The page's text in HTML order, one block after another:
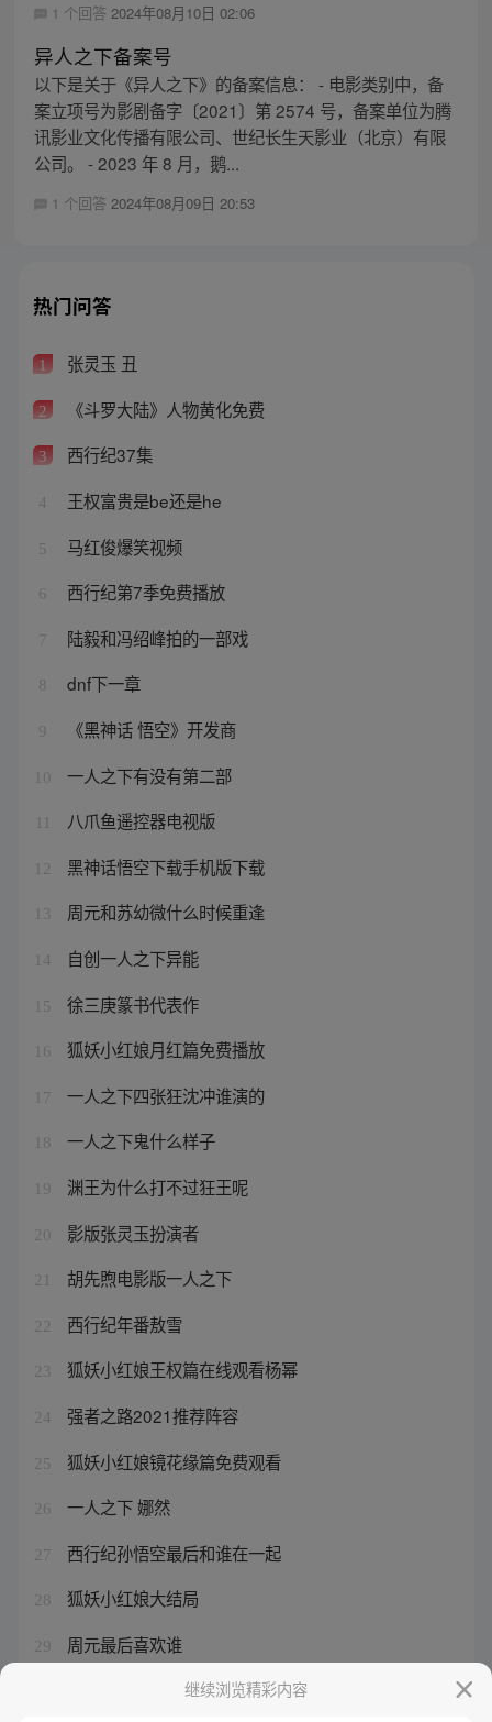
1 个回答 2024年08月10日 02:06
异人之下备案号
以下是关于《异人之下》的备案信息： - 电影类别中，备
案立项号为影剧备字〔2021〕第 2574 号，备案单位为腾
讯影业文化传播有限公司、世纪长生天影业（北京）有限
公司。 - 2023 年 8 月，鹅...
1 个回答 2024年08月09日 20:53
热门问答
1 张灵玉 丑
2 《斗罗大陆》人物黄化免费
3 西行纪37集
4 王权富贵是be还是he
5 马红俊爆笑视频
6 西行纪第7季免费播放
7 陆毅和冯绍峰拍的一部戏
8 dnf下一章
9 《黑神话 悟空》开发商
10 一人之下有没有第二部
八爪鱼遥控器电视版
12 黑神话悟空下载手机版下载
13 周元和苏幼微什么时候重逢
14 自创一人之下异能
15 徐三庚篆书代表作
16 狐妖小红娘月红篇免费播放
17 一人之下四张狂沈冲谁演的
18 一人之下鬼什么样子
19 渊王为什么打不过狂王呢
20 影版张灵玉扮演者
21 胡先煦电影版一人之下
22 西行纪年番敖雪
23 狐妖小红娘王权篇在线观看杨幂
24 强者之路2021推荐阵容
25 狐妖小红娘镜花缘篇免费观看
26 一人之下 娜然
27 西行纪孙悟空最后和谁在一起
28 狐妖小红娘大结局
29 周元最后喜欢谁
狐妖小红娘之月啼暇小说继续浏览精彩内容